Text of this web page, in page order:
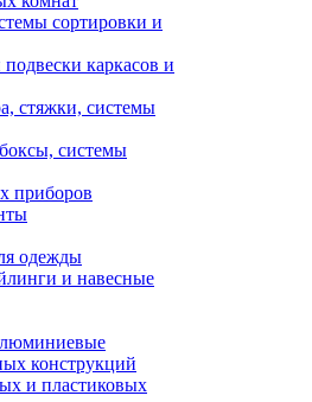
сортировки и
каркасов и
стяжки, системы
системы
приборов
одежды
и навесные
конструкций
и пластиковых